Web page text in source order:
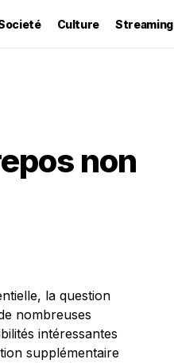
Culture Streaming
non
la question
nombreuses
intéressantes
supplémentaire